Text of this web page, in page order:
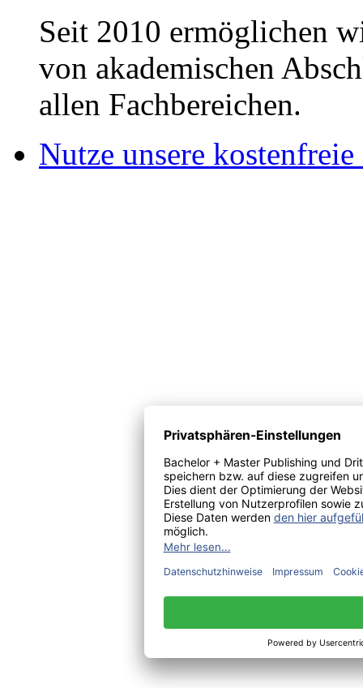
Seit 2010 ermöglichen
von akademischen
allen Fachbereichen.
Nutze unsere